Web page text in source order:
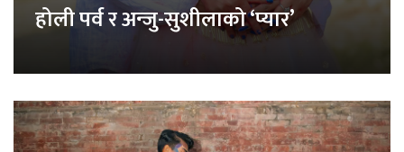
होली पर्व र अन्जु-सुशीलाको ‘प्यार’